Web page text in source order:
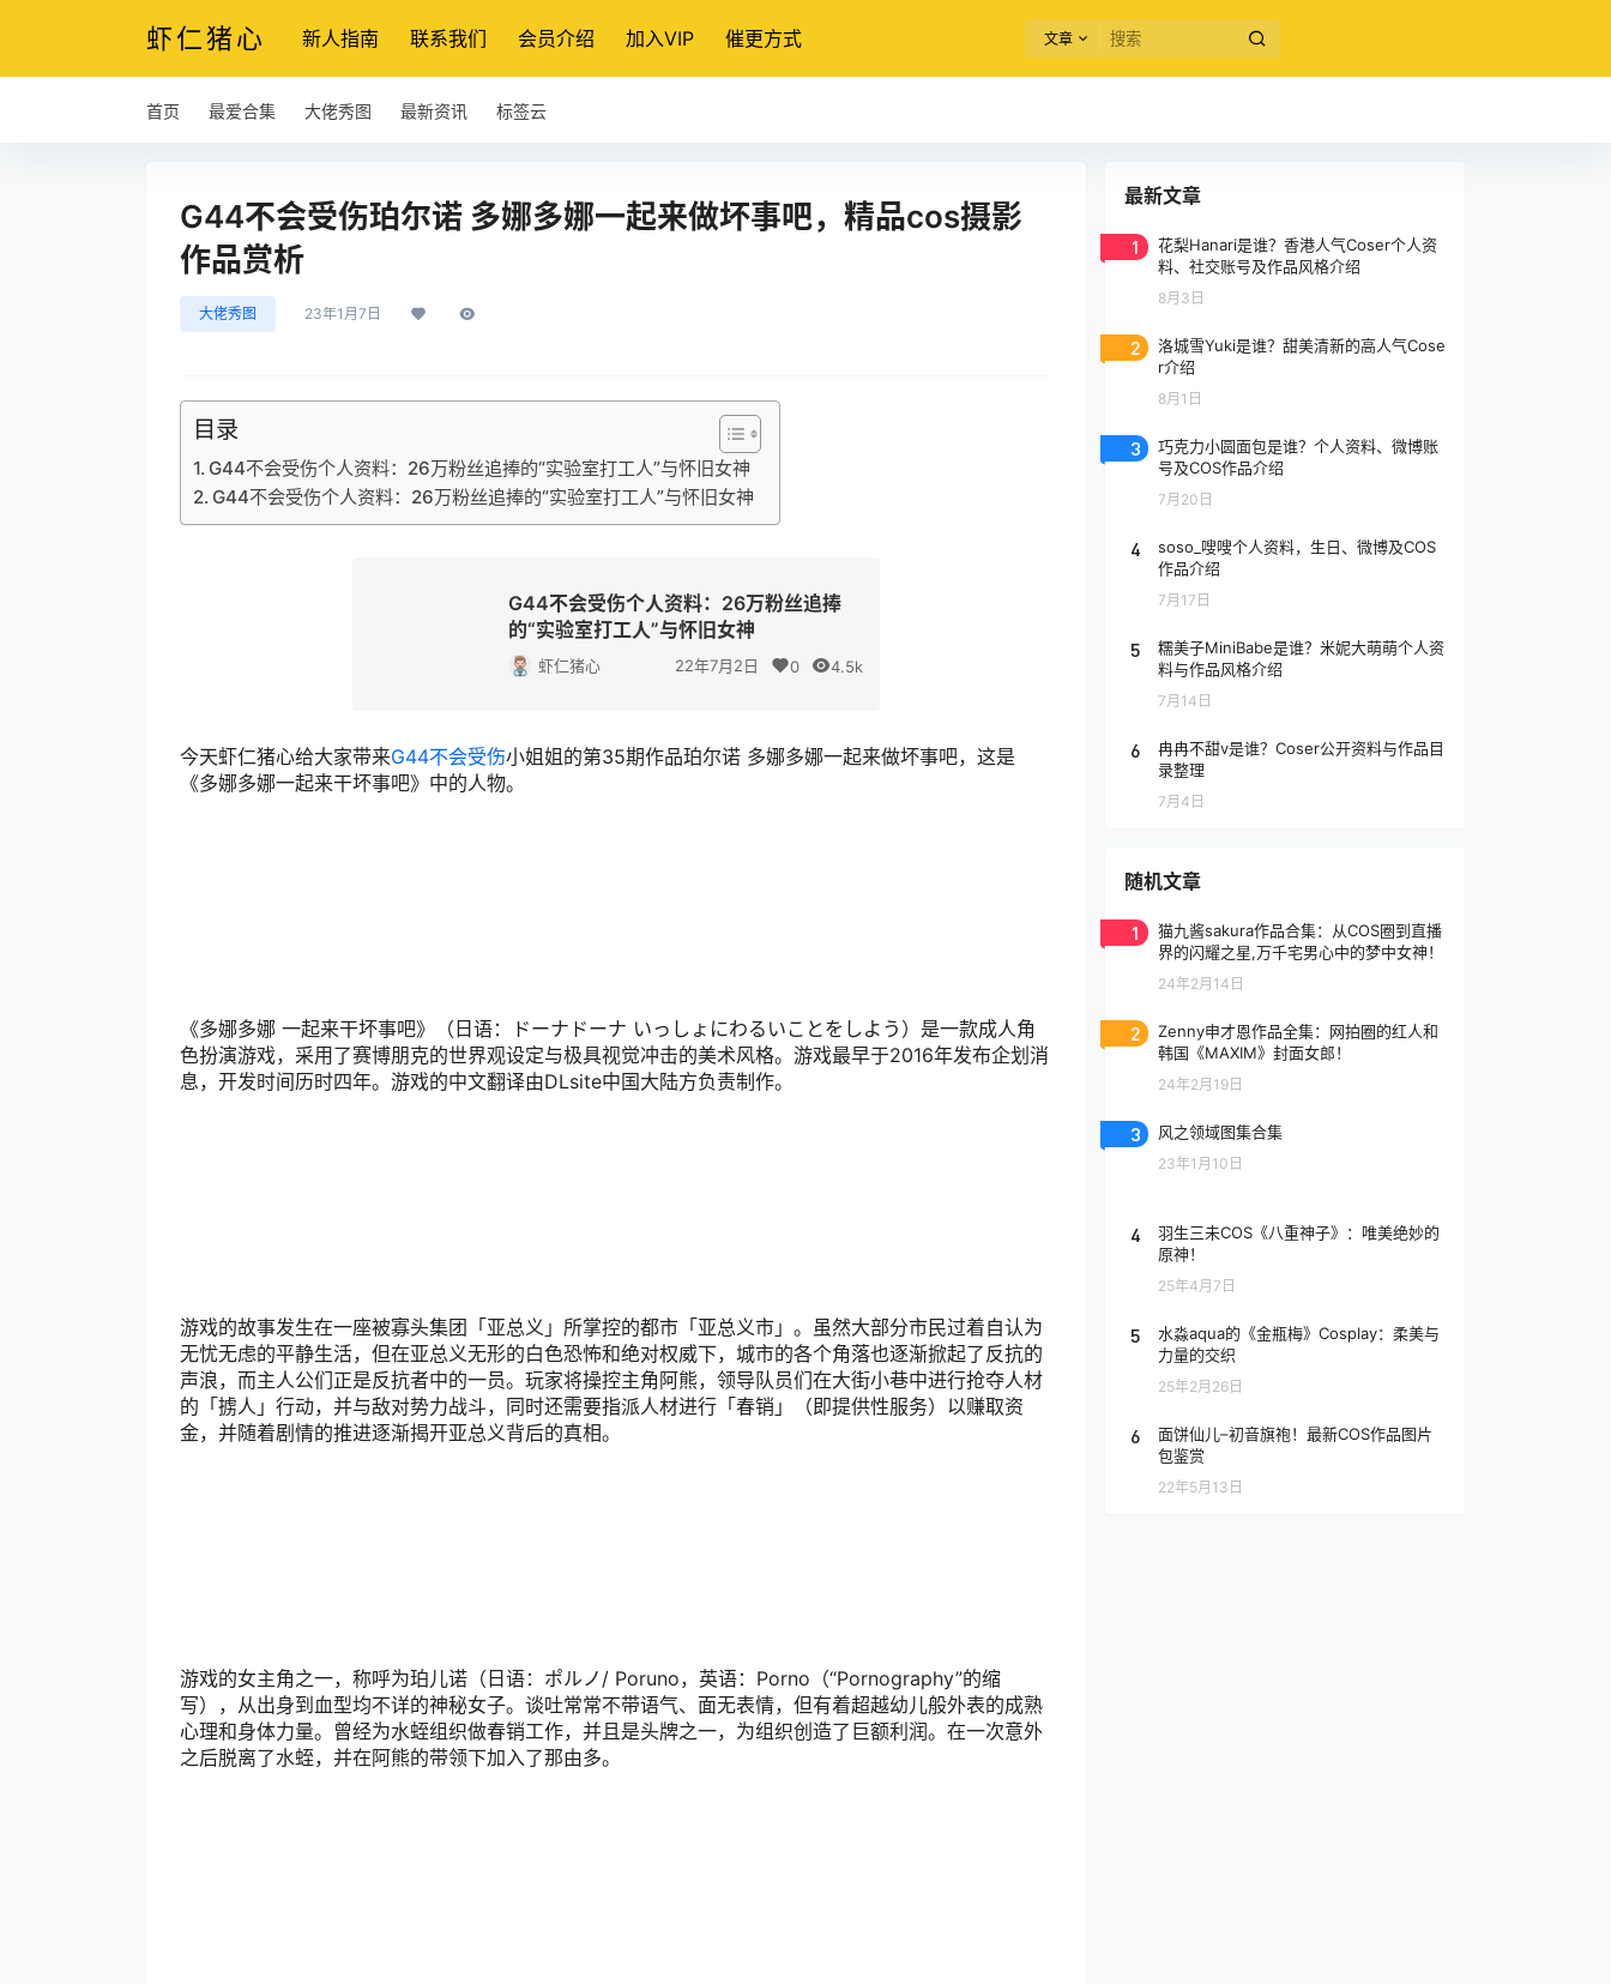
虾仁猪心 新人指南 联系我们 会员介绍 加入VIP 催更方式 文章
首页 最爱合集 大佬秀图 最新资讯 标签云
G44不会受伤珀尔诺 多娜多娜一起来做坏事吧，精品cos摄影
作品赏析
大佬秀图 23年1月7日
目录
G44不会受伤个人资料：26万粉丝追捧的“实验室打工人”与怀旧女神
G44不会受伤个人资料：26万粉丝追捧的“实验室打工人”与怀旧女神
G44不会受伤个人资料：26万粉丝追捧
的“实验室打工人”与怀旧女神
虾仁猪心 22年7月2日 0 4.5k
今天虾仁猪心给大家带来G44不会受伤小姐姐的第35期作品珀尔诺 多娜多娜一起来做坏事吧，这是
《多娜多娜一起来干坏事吧》中的人物。
《多娜多娜 一起来干坏事吧》（日语：ドーナドーナ いっしょにわるいことをしよう）是一款成人角
色扮演游戏，采用了赛博朋克的世界观设定与极具视觉冲击的美术风格。游戏最早于2016年发布企划消
息，开发时间历时四年。游戏的中文翻译由DLsite中国大陆方负责制作。
游戏的故事发生在一座被寡头集团「亚总义」所掌控的都市「亚总义市」。虽然大部分市民过着自认为
无忧无虑的平静生活，但在亚总义无形的白色恐怖和绝对权威下，城市的各个角落也逐渐掀起了反抗的
声浪，而主人公们正是反抗者中的一员。玩家将操控主角阿熊，领导队员们在大街小巷中进行抢夺人材
的「掳人」行动，并与敌对势力战斗，同时还需要指派人材进行「春销」（即提供性服务）以赚取资
金，并随着剧情的推进逐渐揭开亚总义背后的真相。
游戏的女主角之一，称呼为珀儿诺（日语：ポルノ/ Poruno，英语：Porno（“Pornography”的缩
写），从出身到血型均不详的神秘女子。谈吐常常不带语气、面无表情，但有着超越幼儿般外表的成熟
心理和身体力量。曾经为水蛭组织做春销工作，并且是头牌之一，为组织创造了巨额利润。在一次意外
之后脱离了水蛭，并在阿熊的带领下加入了那由多。
最新文章
1
花梨Hanari是谁？香港人气Coser个人资
料、社交账号及作品风格介绍
8月3日
2
洛城雪Yuki是谁？甜美清新的高人气Cose
r介绍
8月1日
3
巧克力小圆面包是谁？个人资料、微博账
号及COS作品介绍
7月20日
4
soso_嗖嗖个人资料，生日、微博及COS
作品介绍
7月17日
5
糯美子MiniBabe是谁？米妮大萌萌个人资
料与作品风格介绍
7月14日
6
冉冉不甜v是谁？Coser公开资料与作品目
录整理
7月4日
随机文章
1
猫九酱sakura作品合集：从COS圈到直播
界的闪耀之星,万千宅男心中的梦中女神！
24年2月14日
2
Zenny申才恩作品全集：网拍圈的红人和
韩国《MAXIM》封面女郎！
24年2月19日
3 风之领域图集合集
23年1月10日
4
羽生三未COS《八重神子》：唯美绝妙的
原神！
25年4月7日
5
水淼aqua的《金瓶梅》Cosplay：柔美与
力量的交织
25年2月26日
6
面饼仙儿–初音旗袍！最新COS作品图片
包鉴赏
22年5月13日